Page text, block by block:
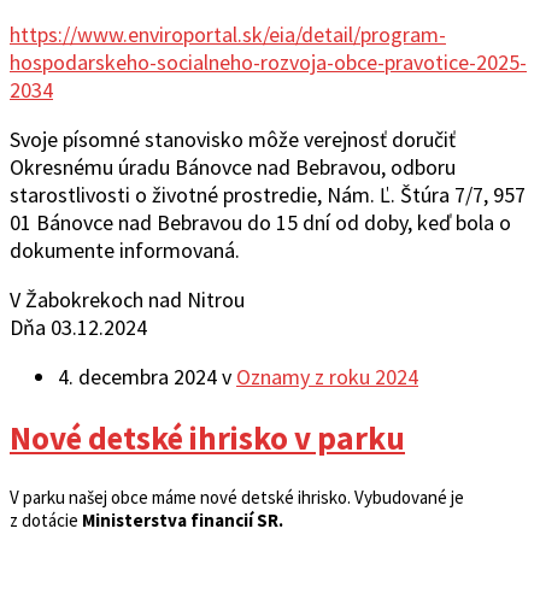
https://www.enviroportal.sk/eia/detail/program-
hospodarskeho-socialneho-rozvoja-obce-pravotice-2025-
2034
Svoje písomné stanovisko môže verejnosť doručiť
Okresnému úradu Bánovce nad Bebravou, odboru
starostlivosti o životné prostredie, Nám. Ľ. Štúra 7/7, 957
01 Bánovce nad Bebravou do 15 dní od doby, keď bola o
dokumente informovaná.
V Žabokrekoch nad Nitrou
Dňa 03.12.2024
4. decembra 2024v Oznamy z roku 2024
Nové detské ihrisko v parku
V parku našej obce máme nové detské ihrisko. Vybudované je
z dotácie Ministerstva financií SR.